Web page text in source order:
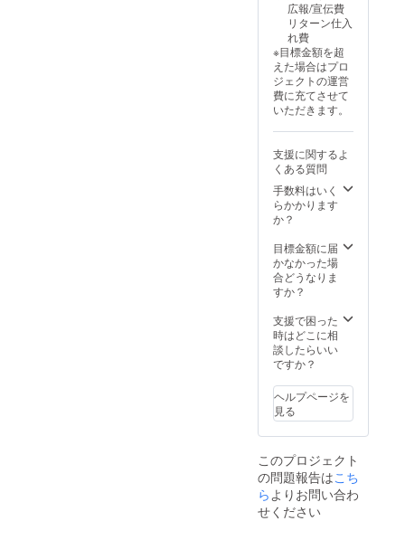
な使用
（雨ざ
置・分
解改造
など）
は保証
対象
外。
件、保
証期間
通常使
用によ
る初期
不良は
無償交
換（商
後7日以
内に連
絡）。
保証期
間：購
ら6ヶ月
間。 ※
不適切
な使用
らし設
置・分
解改造
など）
対象
外。
気扇・
窓付き
性も確
保。入
口ドア
はロッ
ク可
能。 ・
明書の
有無・
対応言
語：あ
り / 日本
証の有
無、保
証の適
用条
証期間
あり。
通常使
用によ
不良は
無償交
換（商
品到着
内に連
絡）。
保証期
間：購
入日か
（構造
部
防音吸
音材、
ポリエ
ステル
（内
装）、
レス
（金具
部品）
・使用
方法：
快適空
間を提
供する
犬小屋
室内設
置推
奨。換
気扇・
で通気
性も確
保。入
口ドア
ク可
能。 ・
取扱説
明書の
有無・
国： 日
本 ・法
株式会
社
SALVAT
ORE 2.
商品概
要につ
商品サ
イズ/重
量：横
120cm
×縦
奥行き
90cm
80kg ・
素材：
（構造
部
分）、
防音吸
ポリエ
ステル
（内
装）、
レス
（金具
部品）
・使用
方法：
広報/宣伝費
リターン仕入
れ費
※目標金額を超
えた場合はプロ
ジェクトの運営
費に充てさせて
いただきます。
支援に関するよ
くある質問
手数料はいく
らかかります
か？
目標金額に届
かなかった場
合どうなりま
すか？
支援で困った
時はどこに相
談したらいい
ですか？
ヘルプページを
見る
このプロジェクト
の問題報告はこち
らよりお問い合わ
せください